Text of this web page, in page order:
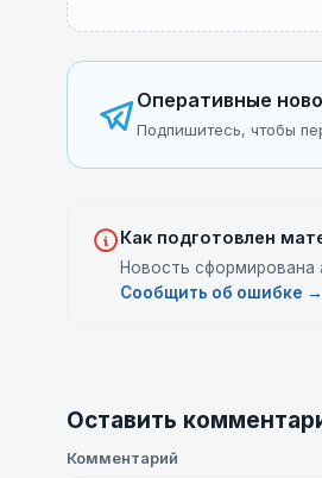
Оперативные
Подпишитесь, чтобы
Как подготовлен
Новость сформирована
Сообщить об ошибке →
Оставить
Комментарий